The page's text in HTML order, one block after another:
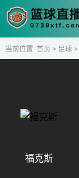
当前位置: 首页 > 足球>
福克斯